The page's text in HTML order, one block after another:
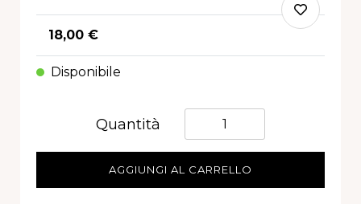
18,00 €
Disponibile
Quantità Quantità
AGGIUNGI AL CARRELLO